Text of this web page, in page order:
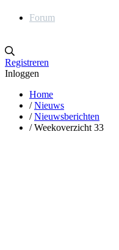
Forum
Registreren
Inloggen
Home
/ Nieuws
/ Nieuwsberichten
/ Weekoverzicht 33